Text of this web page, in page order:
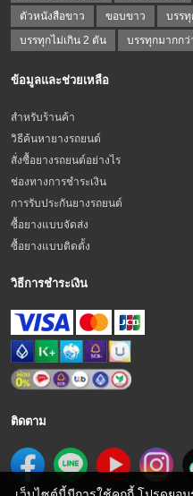
ตัวหนังสือขาว
ขอบขาว บรร
บรรทุกไม่เกิน 2 ตัน
บรรทุกมากก
ข้อมูลและช่วยเหลือ
สำหรับร้านค้า
วิธีค้นหายางรถยนต์
สั่งซื้อยางรถยนต์อย่างไร
ช่องทางการชำระเงิน
การรับประกันยางรถยนต์
ซื้อยางแบบจัดส่ง
ซื้อยางแบบติดตั้ง
วิธีการชำระเงิน
ติดตาม